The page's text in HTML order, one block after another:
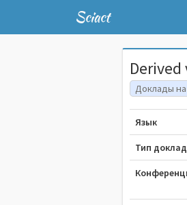
Sciact
Доклады
Язык
Тип